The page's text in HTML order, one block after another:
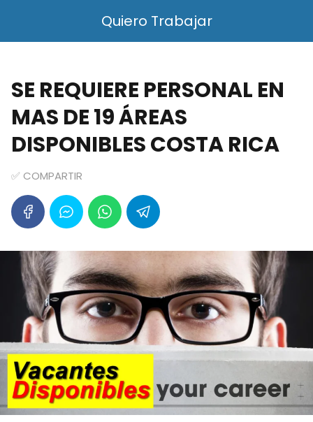
Quiero Trabajar
SE REQUIERE PERSONAL EN
MAS DE 19 ÁREAS
DISPONIBLES COSTA RICA
✅ COMPARTIR